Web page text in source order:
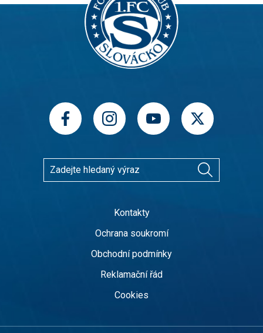
Kontakty
Ochrana soukromí
Obchodní podmínky
Reklamační řád
Cookies